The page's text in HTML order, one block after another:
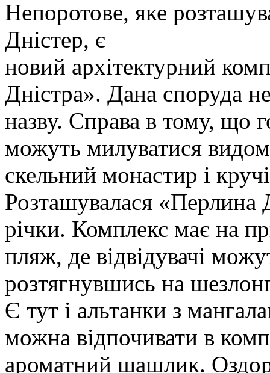
Непоротове, яке
Дністер, є
новий архітектурний
Дністра». Дана споруда
назву. Справа в тому, що
можуть милуватися
скельний монастир і
Розташувалася «Перлина
річки. Комплекс має на
пляж, де відвідувачі
розтягнувшись на
Є тут і альтанки з
можна відпочивати в
ароматний шашлик.